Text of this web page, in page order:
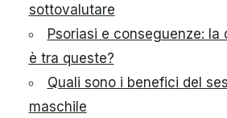
sottovalutare
Psoriasi e conseguenze: la
è tra queste?
Quali sono i benefici del
maschile